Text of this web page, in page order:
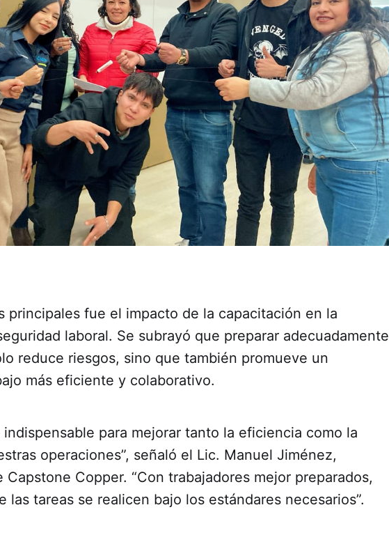
principales fue el impacto de la capacitación en la
laboral. Se subrayó que preparar adecuadamente
reduce riesgos, sino que también promueve un
más eficiente y colaborativo.
indispensable para mejorar tanto la eficiencia como la
operaciones”, señaló el Lic. Manuel Jiménez,
Copper. “Con trabajadores mejor preparados,
las tareas se realicen bajo los estándares necesarios”.